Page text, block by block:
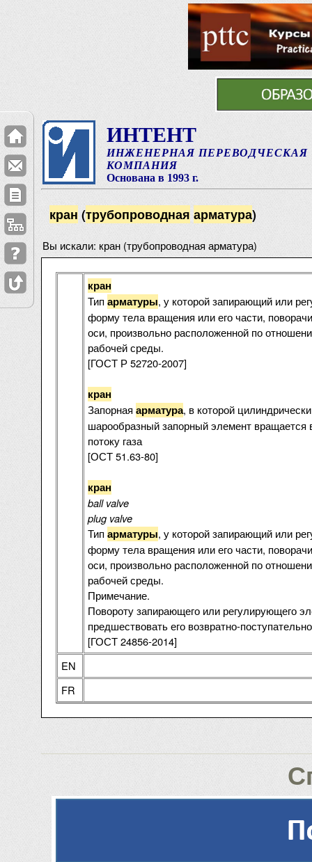
ИНТЕНТ
ИНЖЕНЕРНАЯ ПЕРЕВОДЧЕСКАЯ
КОМПАНИЯ
Основана в 1993 г.
кран (трубопроводная арматура)
Вы искали: кран (трубопроводная арматура)
кран
Тип арматуры, у которой запирающий или
форму тела вращения или его части,
оси, произвольно расположенной по
рабочей среды.
[ГОСТ Р 52720-2007]
кран
Запорная арматура, в которой
шарообразный запорный элемент вращается
потоку газа
[ОСТ 51.63-80]
кран
ball valve
plug valve
Тип арматуры, у которой запирающий или
форму тела вращения или его части,
оси, произвольно расположенной по
рабочей среды.
Примечание.
Повороту запирающего или регулирующего
предшествовать его возвратно-
[ГОСТ 24856-2014]
EN
FR